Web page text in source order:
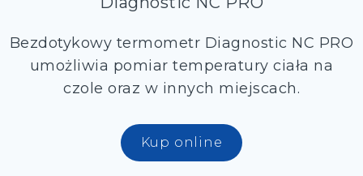
Bezdotykowy termometr Diagnostic NC PRO
umożliwia pomiar temperatury ciała na
czole oraz w innych miejscach.
Kup online